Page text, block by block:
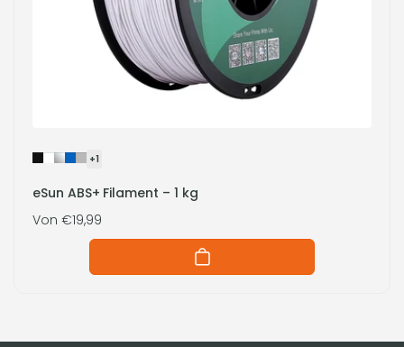
eSun ABS+ Filament – ​​1 kg
Normaler
Von €19,99
+1